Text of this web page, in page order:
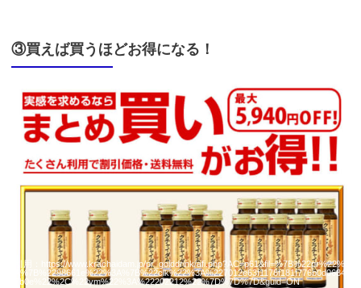
③買えば買うほどお得になる！
https://t.afi-
b.com/visit.php?
guid=ON&a=98661e-
3292997k&p=p757084N
引用：
https://www.krachaidam.jp/pr_golddrink/afi.php?AC=p61&fil=%7B%22pr%22%3
A%7B%2298661e%22%3A%7B%22clk%22%3A%227012e63f1178f181f776b0d0634f
7b0e%22%2C%22ym%22%3A%22202212%22%7D%7D%7D&guid=ON